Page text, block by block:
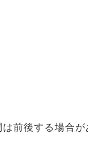
前後する場合が